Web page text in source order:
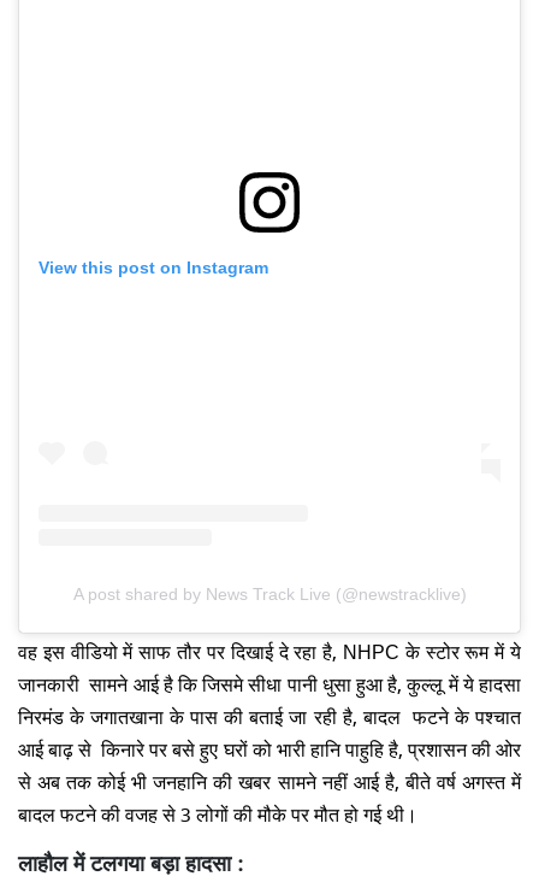
View this post on Instagram
A post shared by News Track Live (@newstracklive)
वह इस वीडियो में साफ तौर पर दिखाई दे रहा है, NHPC के स्टोर रूम में ये
जानकारी सामने आई है कि जिसमे सीधा पानी धुसा हुआ है, कुल्लू में ये हादसा
निरमंड के जगातखाना के पास की बताई जा रही है, बादल फटने के पश्चात
आई बाढ़ से किनारे पर बसे हुए घरों को भारी हानि पाहुहि है, प्रशासन की ओर
से अब तक कोई भी जनहानि की खबर सामने नहीं आई है, बीते वर्ष अगस्त में
बादल फटने की वजह से 3 लोगों की मौके पर मौत हो गई थी।
लाहौल में टलगया बड़ा हादसा :